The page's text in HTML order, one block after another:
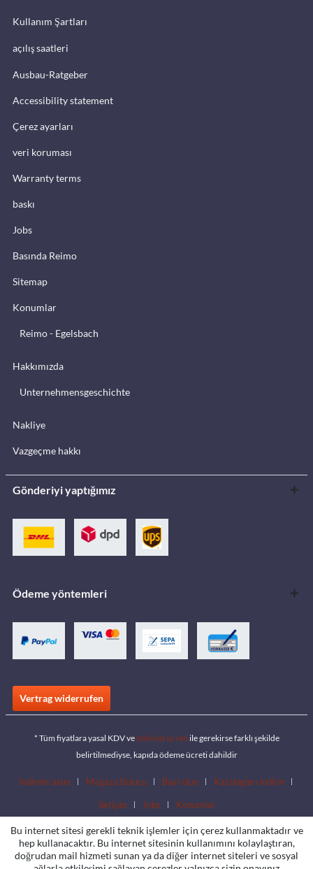
Kullanım Şartları
açılış saatleri
Ausbau-Ratgeber
Accessibility statement
Çerez ayarları
veri koruması
Warranty terms
baskı
Jobs
Basında Reimo
Sitemap
Konumlar
Reimo - Egelsbach
Hakkımızda
Unternehmensgeschichte
Nakliye
Vazgeçme hakkı
Gönderiyi yaptığımız
Ödeme yöntemleri
Vertrag widerrufen
* Tüm fiyatlara yasal KDV veteslimat ücreti ile gerekirse farklı şekilde
belirtilmediyse, kapıda ödeme ücreti dahildir
İndirme alanı Mağaza Bulucu Bayi olun Katalogları indirin
İletişim Jobs Konumlar
Bu internet sitesi gerekli teknik işlemler için çerez kullanmaktadır ve
hep kullanacaktır. Bu internet sitesinin kullanımını kolaylaştıran,
doğrudan mail hizmeti sunan ya da diğer internet siteleri ve sosyal